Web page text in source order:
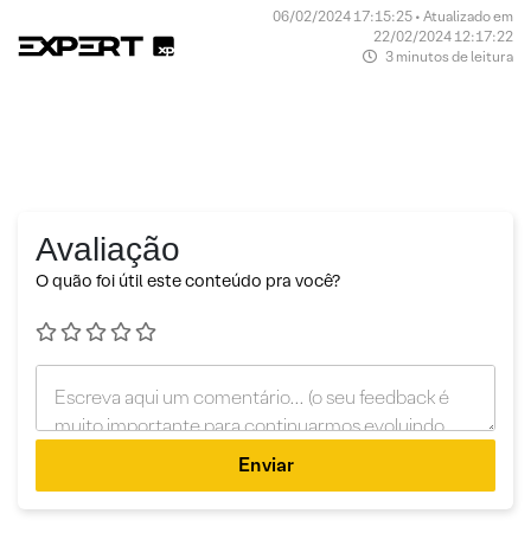
06/02/2024 17:15:25 • Atualizado em
22/02/2024 12:17:22
3 minutos de leitura
Avaliação
O quão foi útil este conteúdo pra você?
Enviar